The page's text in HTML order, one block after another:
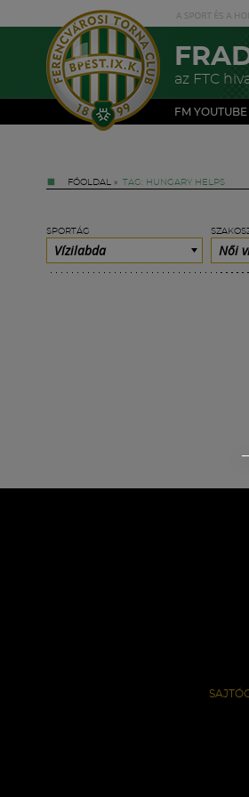
az FTC
FM YOUTUBE
FŐOLDAL » TAG: HUNGARY HELPS
SPORTÁG
Vízilabda Női